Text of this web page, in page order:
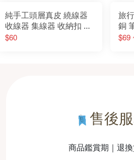
純手工頭層真皮 繞線器
收線器 集線器 收納扣 手
機 耳機線 手機線 數據線
$60
旅
銅
$69
售後
商品鑑賞期｜退